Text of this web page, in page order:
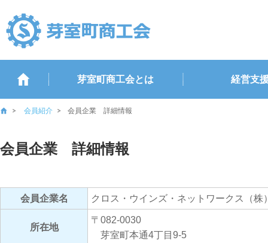
芽室町商工会とは 経営支
会員紹介 会員企業 詳細情報
会員企業 詳細情報
会員企業名 クロス・ウインズ・ネットワークス（株
所在地
〒082-0030
芽室町本通4丁目9-5